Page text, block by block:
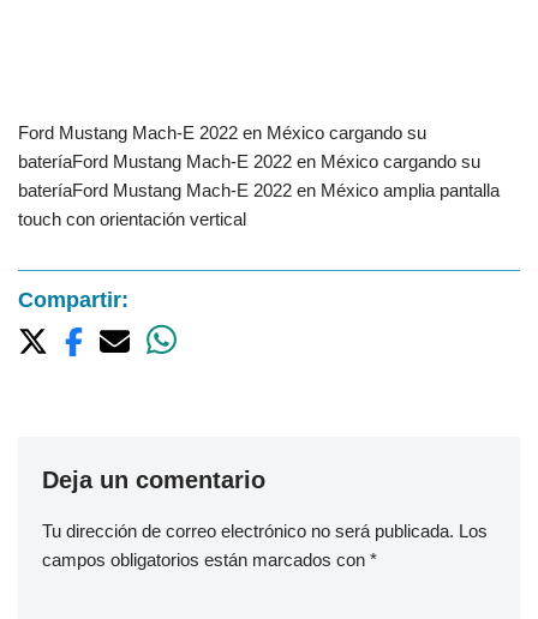
Ford Mustang Mach-E 2022 en México cargando su
bateríaFord Mustang Mach-E 2022 en México cargando su
bateríaFord Mustang Mach-E 2022 en México amplia pantalla
touch con orientación vertical
Compartir:
Deja un comentario
Tu dirección de correo electrónico no será publicada. Los
campos obligatorios están marcados con *